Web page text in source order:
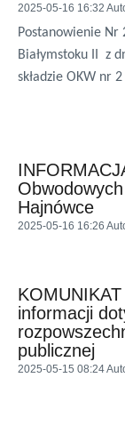
2025-05-16 16:32
Postanowienie Nr
Białymstoku II z
składzie OKW nr
Hajnówce
2025-05-16 16:26
informacji
publicznej
2025-05-15 08:24